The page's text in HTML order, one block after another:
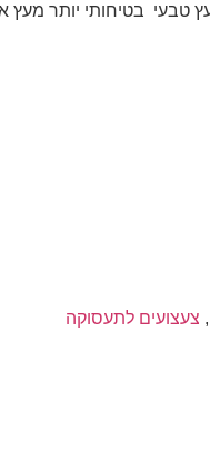
טבעי בטיחותי יותר
, צעצועים לתעסוקה